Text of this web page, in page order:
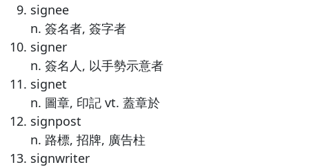
signee
n. 簽名者, 簽字者
signer
n. 簽名人, 以手勢示意者
signet
n. 圖章, 印記 vt. 蓋章於
signpost
n. 路標, 招牌, 廣告柱
signwriter